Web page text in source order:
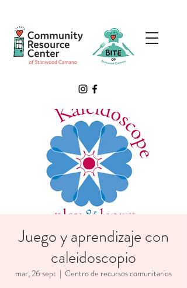
Juego y aprendizaje con
caleidoscopio
mar, 26 sept
  |
Centro de recursos comunitarios